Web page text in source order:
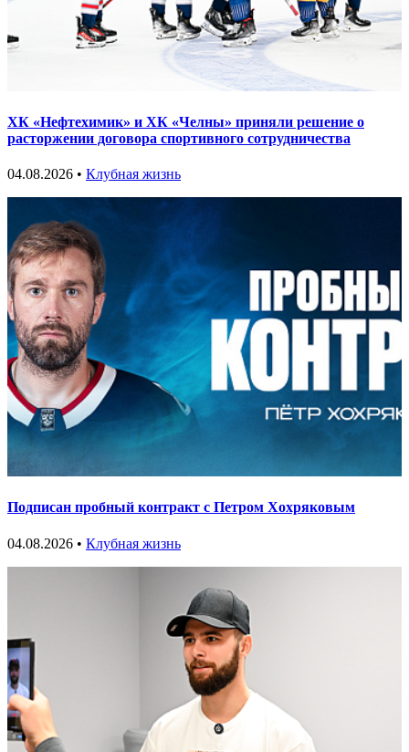
ХК «Нефтехимик» и ХК «Челны» приняли решение о
расторжении договора спортивного сотрудничества
04.08.2026 • Клубная жизнь
Подписан пробный контракт с Петром Хохряковым
04.08.2026 • Клубная жизнь